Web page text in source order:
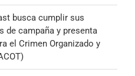
busca cumplir sus
de campaña y presenta
el Crimen Organizado y